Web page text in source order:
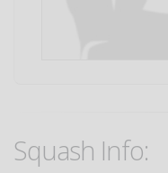
Squash Info: